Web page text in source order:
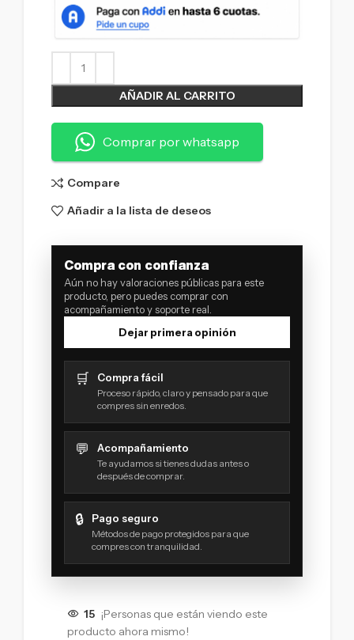
AÑADIR AL CARRITO
Comprar por whatsapp
Compare
Añadir a la lista de deseos
Compra con confianza
Aún no hay valoraciones públicas para este
producto, pero puedes comprar con
acompañamiento y soporte real.
Dejar primera opinión
🛒 Compra fácil
Proceso rápido, claro y pensado para que
compres sin enredos.
💬 Acompañamiento
Te ayudamos si tienes dudas antes o
después de comprar.
🔒 Pago seguro
Métodos de pago protegidos para que
compres con tranquilidad.
15 ¡Personas que están viendo este
producto ahora mismo!